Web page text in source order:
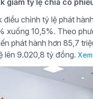
điều chỉnh tỷ lệ phát
xuống 10,5%. Theo
phát hành hơn 85,7
lên 9.020,8 tỷ đồng.